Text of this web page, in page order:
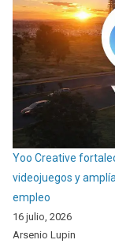
Yoo Creative
videojuegos y
empleo
16 julio, 2026
Arsenio Lupin